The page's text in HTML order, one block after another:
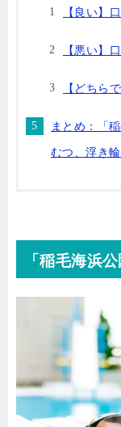
【良い】
【悪い】
【どちら
まとめ：「
むつ、浮き
「稲毛海浜